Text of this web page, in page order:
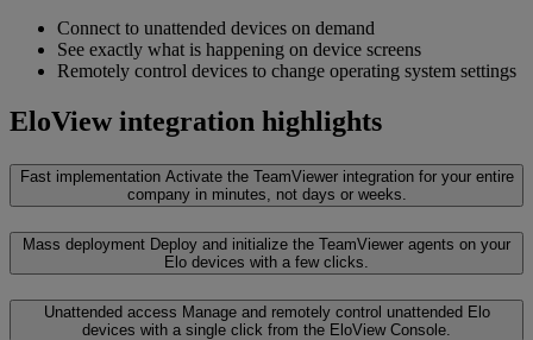
Connect to unattended devices on demand
See exactly what is happening on device screens
Remotely control devices to change operating system settings
EloView integration highlights
Fast implementation Activate the TeamViewer integration for your entire
company in minutes, not days or weeks.
Mass deployment Deploy and initialize the TeamViewer agents on your
Elo devices with a few clicks.
Unattended access Manage and remotely control unattended Elo
devices with a single click from the EloView Console.